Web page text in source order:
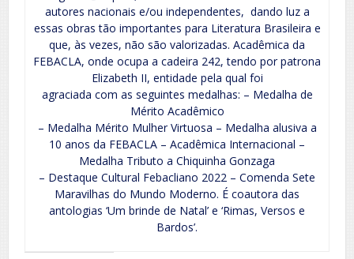
autores nacionais e/ou independentes, dando luz a
essas obras tão importantes para Literatura Brasileira e
que, às vezes, não são valorizadas. Acadêmica da
FEBACLA, onde ocupa a cadeira 242, tendo por patrona
Elizabeth II, entidade pela qual foi
agraciada com as seguintes medalhas: – Medalha de
Mérito Acadêmico
– Medalha Mérito Mulher Virtuosa – Medalha alusiva a
10 anos da FEBACLA – Acadêmica Internacional –
Medalha Tributo a Chiquinha Gonzaga
– Destaque Cultural Febacliano 2022 – Comenda Sete
Maravilhas do Mundo Moderno. É coautora das
antologias ‘Um brinde de Natal’ e ‘Rimas, Versos e
Bardos’.